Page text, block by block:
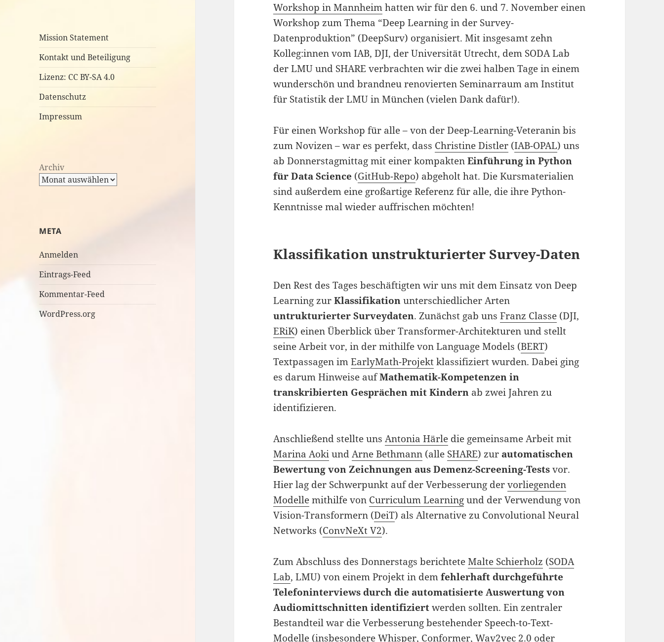
Mission Statement
Kontakt und Beteiligung
Lizenz: CC BY-SA 4.0
Datenschutz
Impressum
Archiv
META
Anmelden
Eintrags-Feed
Kommentar-Feed
WordPress.org
Workshop in Mannheimhatten wir für den 6. und 7. November einen
Workshop zum Thema “Deep Learning in der Survey-
Datenproduktion” (DeepSurv) organisiert. Mit insgesamt zehn
Kolleg:innen vom IAB, DJI, der Universität Utrecht, dem SODA Lab
der LMU und SHARE verbrachten wir die zwei halben Tage in einem
wunderschön und brandneu renovierten Seminarraum am Institut
für Statistik der LMU in München (vielen Dank dafür!).
Für einen Workshop für alle – von der Deep-Learning-Veteranin bis
zum Novizen – war es perfekt, dass Christine Distler (IAB-OPAL) uns
ab Donnerstagmittag mit einer kompaktenEinführung in Python
für Data Science (GitHub-Repo) abgeholt hat. Die Kursmaterialien
sind außerdem eine großartige Referenz für alle, die ihre Python-
Kenntnisse mal wieder auffrischen möchten!
Klassifikation unstrukturierter Survey-Daten
Den Rest des Tages beschäftigten wir uns mit dem Einsatz von Deep
Learning zurKlassifikationunterschiedlicher Arten
untrukturierter Surveydaten. Zunächst gab unsFranz Classe (DJI,
ERiK) einen Überblick über Transformer-Architekturen und stellt
seine Arbeit vor, in der mithilfe von Language Models (BERT)
Textpassagen imEarlyMath-Projektklassifiziert wurden. Dabei ging
es darum Hinweise aufMathematik-Kompetenzen in
transkribierten Gesprächen mit Kindern ab zwei Jahren zu
identifizieren.
Anschließend stellte unsAntonia Härle die gemeinsame Arbeit mit
Marina AokiundArne Bethmann (alle SHARE) zur automatischen
Bewertung von Zeichnungen aus Demenz-Screening-Testsvor.
Hier lag der Schwerpunkt auf der Verbesserung dervorliegenden
Modellemithilfe von Curriculum Learningund der Verwendung von
Vision-Transformern (DeiT) als Alternative zu Convolutional Neural
Networks (ConvNeXt V2).
Zum Abschluss des Donnerstags berichteteMalte Schierholz (SODA
Lab, LMU) von einem Projekt in demfehlerhaft durchgeführte
Telefoninterviews durch die automatisierte Auswertung von
Audiomittschnitten identifiziertwerden sollten. Ein zentraler
Bestandteil war die Verbesserung bestehender Speech-to-Text-
Modelle (insbesondereWhisper, Conformer,Wav2vec 2.0 oder